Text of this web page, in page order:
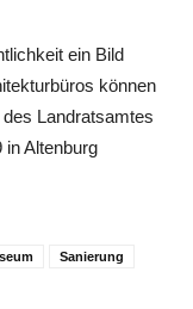
ein Bild
können
Landratsamtes
in Altenburg
Sanierung